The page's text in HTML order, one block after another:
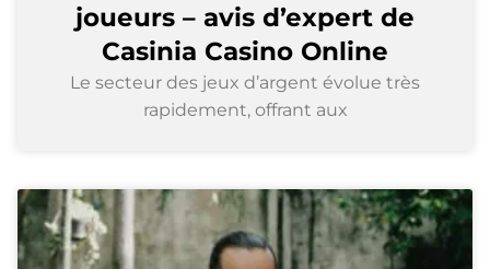
joueurs – avis d’expert de
Casinia Casino Online
Le secteur des jeux d’argent évolue très
rapidement, offrant aux